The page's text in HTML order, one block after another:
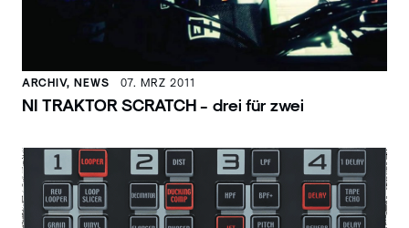
ARCHIV, NEWS 07. MRZ 2011
NI TRAKTOR SCRATCH - drei für zwei